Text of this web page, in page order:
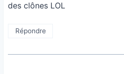
des clônes LOL
Répondre